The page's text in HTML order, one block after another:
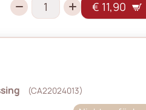
€ 11,90
(CA22024013)